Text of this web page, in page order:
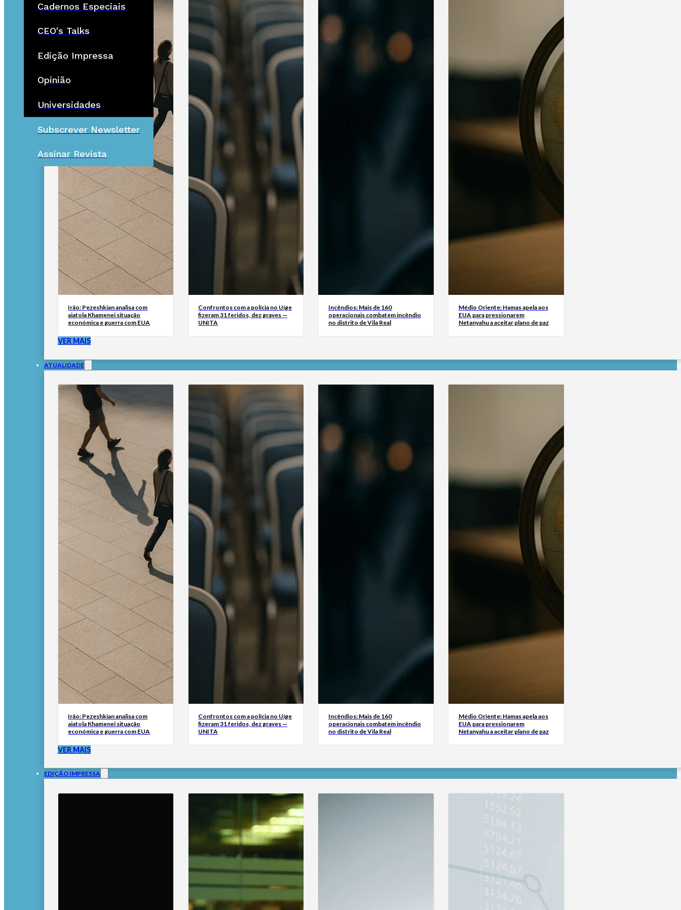
Cadernos Especiais
CEO's Talks
Edição Impressa
Opinião
Universidades
Subscrever Newsletter
Assinar Revista
Irão: Pezeshkian analisa com
aiatola Khamenei situação
económica e guerra com EUA
Confrontos com a polícia no Uíge
fizeram 31 feridos, dez graves —
UNITA
Incêndios: Mais de 160
operacionais combatem incêndio
no distrito de Vila Real
Médio Oriente: Hamas apela aos
EUA para pressionarem
Netanyahu a aceitar plano de paz
VER MAIS
ATUALIDADE
Irão: Pezeshkian analisa com
aiatola Khamenei situação
económica e guerra com EUA
Confrontos com a polícia no Uíge
fizeram 31 feridos, dez graves —
UNITA
Incêndios: Mais de 160
operacionais combatem incêndio
no distrito de Vila Real
Médio Oriente: Hamas apela aos
EUA para pressionarem
Netanyahu a aceitar plano de paz
VER MAIS
EDIÇÃO IMPRESSA